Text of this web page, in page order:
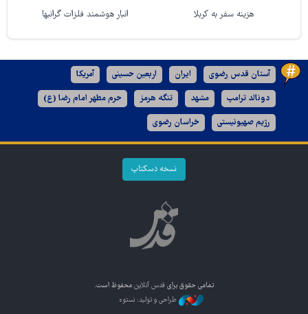
هزینه سفر به کربلا انبار هوشمند فلزات گرانبها
آستان قدس رضوی ایران اربعین حسینی آمریکا
دونالد ترامپ مشهد تنگه هرمز حرم مطهر امام رضا (ع)
رژیم صهیونیستی خراسان رضوی
نسخه دسکتاپ
تمامی حقوق برای قدس آنلاین محفوظ است.
طراحی و تولید: نستوه